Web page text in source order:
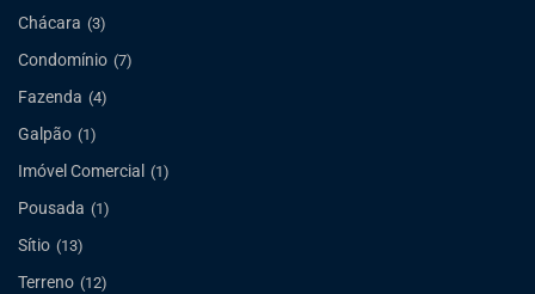
Chácara (3)
Condomínio (7)
Fazenda (4)
Galpão (1)
Imóvel Comercial (1)
Pousada (1)
Sítio (13)
Terreno (12)